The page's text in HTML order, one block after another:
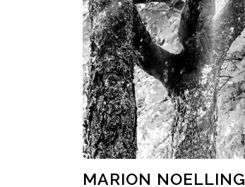
MARION NOELLING